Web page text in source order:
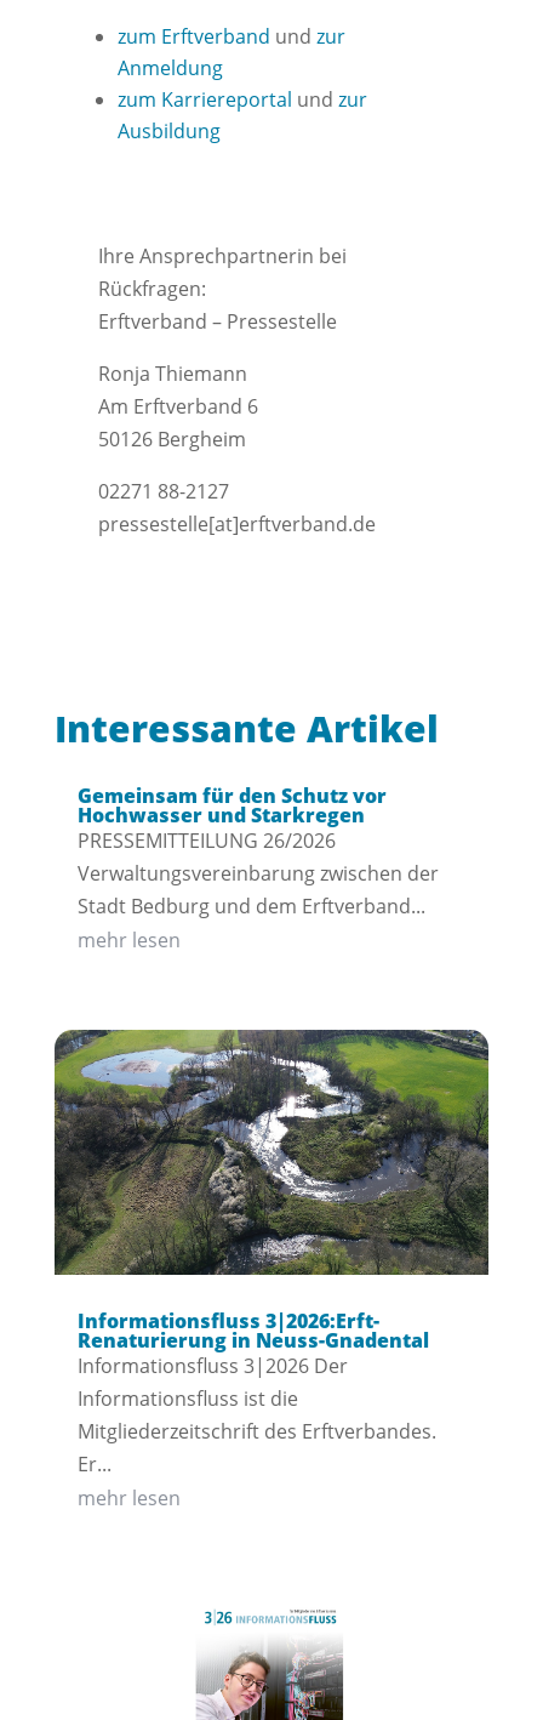
zum Erftverband und zur
Anmeldung
zum Karriereportal und zur
Ausbildung
Ihre Ansprechpartnerin bei
Rückfragen:
Erftverband – Pressestelle
Ronja Thiemann
Am Erftverband 6
50126 Bergheim
02271 88-2127
pressestelle[at]erftverband.de
Interessante Artikel
Gemeinsam für den Schutz vor
Hochwasser und Starkregen
PRESSEMITTEILUNG 26/2026
Verwaltungsvereinbarung zwischen der
Stadt Bedburg und dem Erftverband...
mehr lesen
Informationsfluss 3|2026:Erft-
Renaturierung in Neuss-Gnadental
Informationsfluss 3|2026 Der
Informationsfluss ist die
Mitgliederzeitschrift des Erftverbandes.
Er...
mehr lesen